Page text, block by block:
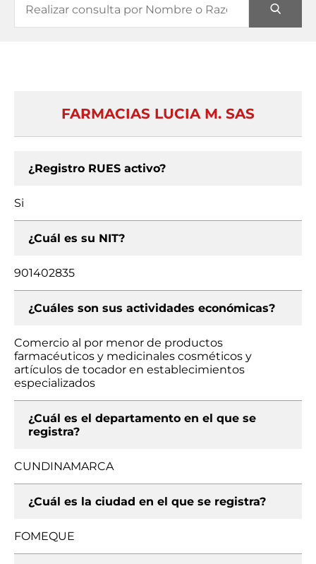
FARMACIAS LUCIA M. SAS
¿Registro RUES activo?
Si
¿Cuál es su NIT?
901402835
¿Cuáles son sus actividades económicas?
Comercio al por menor de productos
farmacéuticos y medicinales cosméticos y
artículos de tocador en establecimientos
especializados
¿Cuál es el departamento en el que se
registra?
CUNDINAMARCA
¿Cuál es la ciudad en el que se registra?
FOMEQUE